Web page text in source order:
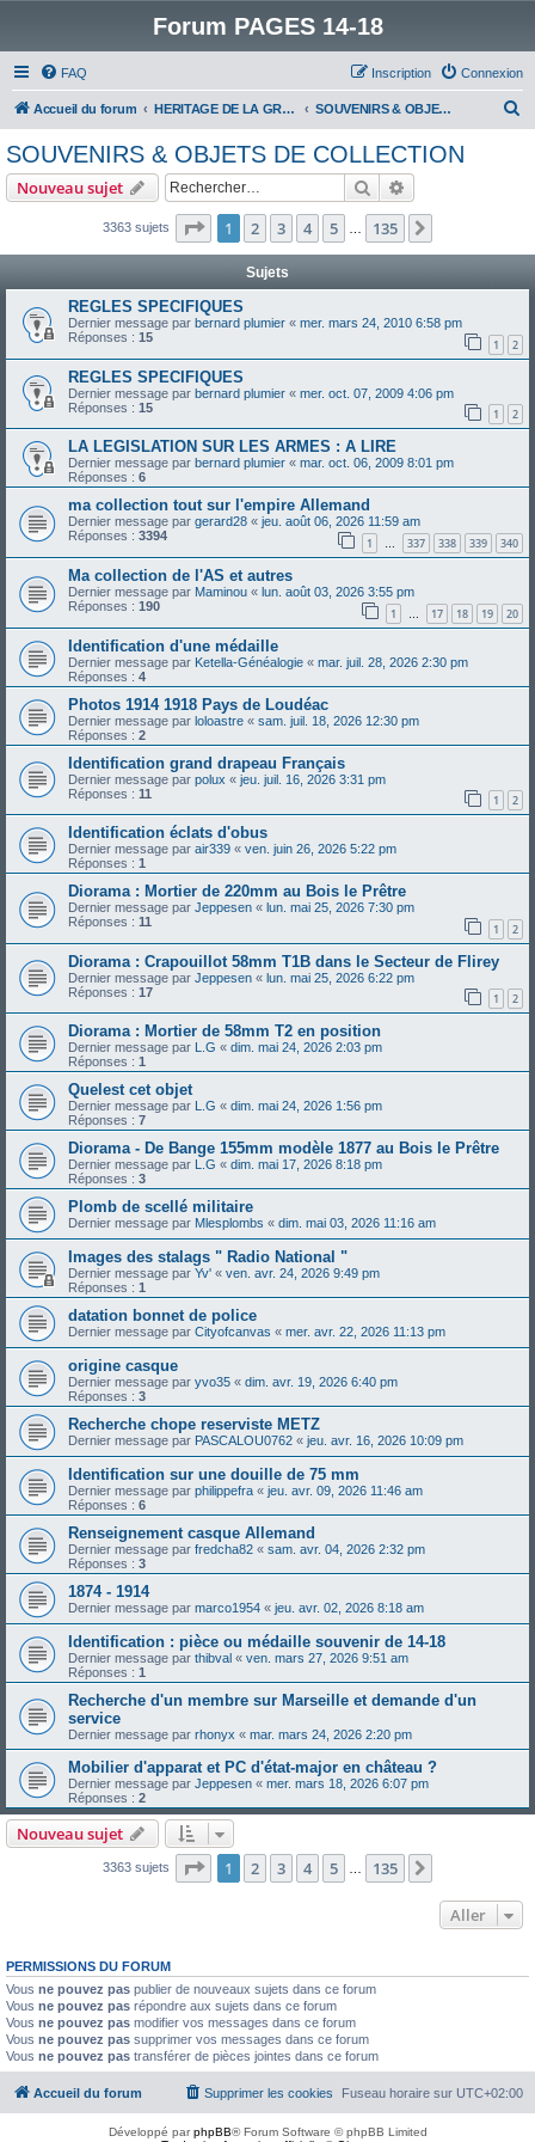
Forum PAGES 14-18
FAQ Connexion
Inscription
Accueil du forum HERITAGE DE LA GRANDE GUERRE : SOUVENIRS & OBJETS DE COLLECTION
e
SOUVENIRS & OBJETS DE COLLECTION
Nouveau sujet Rechercher
3363 sujets Page 1sur135
1 2 3 4 5 135
Sujets
REGLES SPECIFIQUES
Dernier message par bernard plumier « mer. mars 24, 2010 6:58 pm
Réponses : 15 1 2
REGLES SPECIFIQUES
Dernier message par bernard plumier « mer. oct. 07, 2009 4:06 pm
Réponses : 15 1 2
LA LEGISLATION SUR LES ARMES : A LIRE
Dernier message par bernard plumier « mar. oct. 06, 2009 8:01 pm
Réponses : 6
ma collection tout sur l'empire Allemand
Dernier message par gerard28 « jeu. août 06, 2026 11:59 am
Réponses : 3394 1 … 337 338 339 340
Ma collection de l'AS et autres
Dernier message par Maminou « lun. août 03, 2026 3:55 pm
Réponses : 190 1 … 17 18 19 20
Identification d'une médaille
Dernier message par Ketella-Généalogie « mar. juil. 28, 2026 2:30 pm
Réponses : 4
Photos 1914 1918 Pays de Loudéac
Dernier message par loloastre « sam. juil. 18, 2026 12:30 pm
Réponses : 2
Identification grand drapeau Français
Dernier message par polux « jeu. juil. 16, 2026 3:31 pm
Réponses : 11 1 2
Identification éclats d'obus
Dernier message par air339 « ven. juin 26, 2026 5:22 pm
Réponses : 1
Diorama : Mortier de 220mm au Bois le Prêtre
Dernier message par Jeppesen « lun. mai 25, 2026 7:30 pm
Réponses : 11 1 2
Diorama : Crapouillot 58mm T1B dans le Secteur de Flirey
Dernier message par Jeppesen « lun. mai 25, 2026 6:22 pm
Réponses : 17 1 2
Diorama : Mortier de 58mm T2 en position
Dernier message par L.G « dim. mai 24, 2026 2:03 pm
Réponses : 1
Quelest cet objet
Dernier message par L.G « dim. mai 24, 2026 1:56 pm
Réponses : 7
Diorama - De Bange 155mm modèle 1877 au Bois le Prêtre
Dernier message par L.G « dim. mai 17, 2026 8:18 pm
Réponses : 3
Plomb de scellé militaire
Dernier message par Mlesplombs « dim. mai 03, 2026 11:16 am
Images des stalags " Radio National "
Dernier message par Yv' « ven. avr. 24, 2026 9:49 pm
Réponses : 1
datation bonnet de police
Dernier message par Cityofcanvas « mer. avr. 22, 2026 11:13 pm
origine casque
Dernier message par yvo35 « dim. avr. 19, 2026 6:40 pm
Réponses : 3
Recherche chope reserviste METZ
Dernier message par PASCALOU0762 « jeu. avr. 16, 2026 10:09 pm
Identification sur une douille de 75 mm
Dernier message par philippefra « jeu. avr. 09, 2026 11:46 am
Réponses : 6
Renseignement casque Allemand
Dernier message par fredcha82 « sam. avr. 04, 2026 2:32 pm
Réponses : 3
1874 - 1914
Dernier message par marco1954 « jeu. avr. 02, 2026 8:18 am
Identification : pièce ou médaille souvenir de 14-18
Dernier message par thibval « ven. mars 27, 2026 9:51 am
Réponses : 1
Recherche d'un membre sur Marseille et demande d'un
service
Dernier message par rhonyx « mar. mars 24, 2026 2:20 pm
Mobilier d'apparat et PC d'état-major en château ?
Dernier message par Jeppesen « mer. mars 18, 2026 6:07 pm
Réponses : 2
Nouveau sujet
3363 sujets Page 1sur135
1 2 3 4 5 … 135
Aller
PERMISSIONS DU FORUM
Vous ne pouvez pas publier de nouveaux sujets dans ce forum
Vous ne pouvez pas répondre aux sujets dans ce forum
Vous ne pouvez pas modifier vos messages dans ce forum
Vous ne pouvez pas supprimer vos messages dans ce forum
Vous ne pouvez pas transférer de pièces jointes dans ce forum
Accueil du forum Fuseau horaire sur UTC+02:00
Supprimer les cookies
Développé parphpBB® Forum Software © phpBB Limited